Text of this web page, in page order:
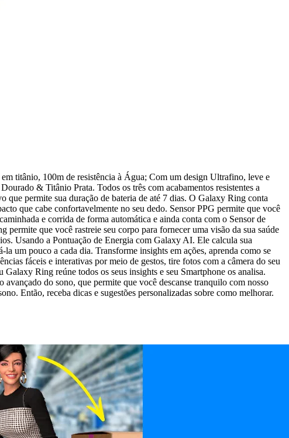
titânio, 100m de resistência à Água; Com um design Ultrafino, leve e
& Titânio Prata. Todos os três com acabamentos resistentes a
permite sua duração de bateria de até 7 dias. O Galaxy Ring conta
que cabe confortavelmente no seu dedo. Sensor PPG permite que você
e corrida de forma automática e ainda conta com o Sensor de
que você rastreie seu corpo para fornecer uma visão da sua saúde
Usando a Pontuação de Energia com Galaxy AI. Ele calcula sua
um pouco a cada dia. Transforme insights em ações, aprenda como se
fáceis e interativas por meio de gestos, tire fotos com a câmera do seu
Ring reúne todos os seus insights e seu Smartphone os analisa.
do sono, que permite que você descanse tranquilo com nosso
Então, receba dicas e sugestões personalizadas sobre como melhorar.